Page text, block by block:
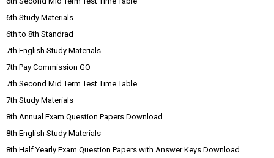
6th Study Materials
6th to 8th Standrad
7th English Study Materials
7th Pay Commission GO
7th Second Mid Term Test Time Table
7th Study Materials
8th Annual Exam Question Papers Download
8th English Study Materials
8th Half Yearly Exam Question Papers with Answer Keys Download